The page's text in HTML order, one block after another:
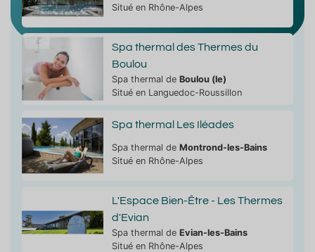
Situé en Rhône-Alpes
Spa thermal des Thermes du
Boulou
Spa thermal de Boulou (le)
Situé en Languedoc-Roussillon
Spa thermal Les Iléades
Spa thermal de Montrond-les-Bains
Situé en Rhône-Alpes
L'Espace Bien-Être - Les Thermes
d'Evian
Spa thermal de Evian-les-Bains
Situé en Rhône-Alpes